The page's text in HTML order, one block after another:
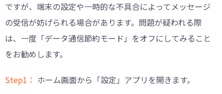
ですが、端末の設定や一時的な不具合によってメッセージ
の受信が妨げられる場合があります。問題が疑われる際
は、一度「データ通信節約モード」をオフにしてみること
をお勧めします。
Step1： ホーム画面から「設定」アプリを開きます。